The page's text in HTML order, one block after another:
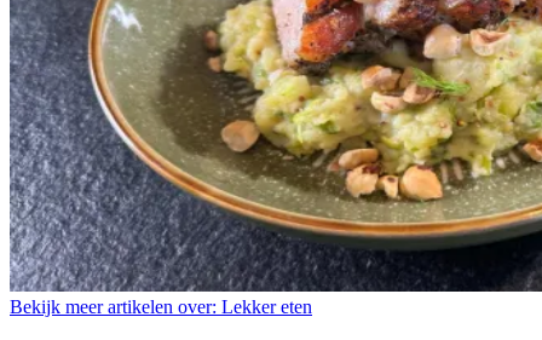
Bekijk meer artikelen over: Lekker eten